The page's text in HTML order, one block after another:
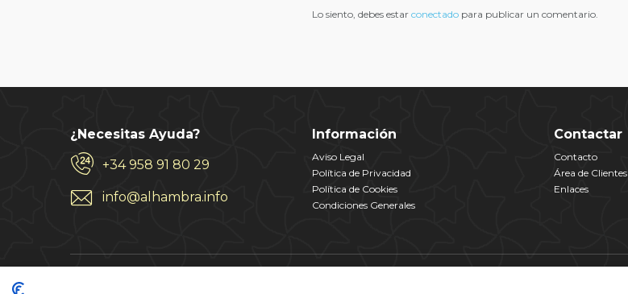
Lo siento, debes estar conectado para publicar un comentario.
¿Necesitas Ayuda?
+34 958 91 80 29
info@alhambra.info
Información
Aviso Legal
Política de Privacidad
Política de Cookies
Condiciones Generales
Contactar
Contacto
Área de Clientes
Enlaces